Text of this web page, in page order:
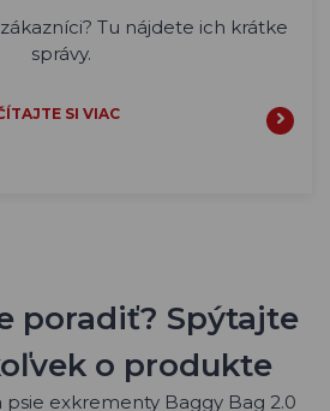
Tu nájdete ich krátke
správy.
SI VIAC
poradiť? Spýtajte
o produkte
psie exkrementy Baggy Bag 2.0